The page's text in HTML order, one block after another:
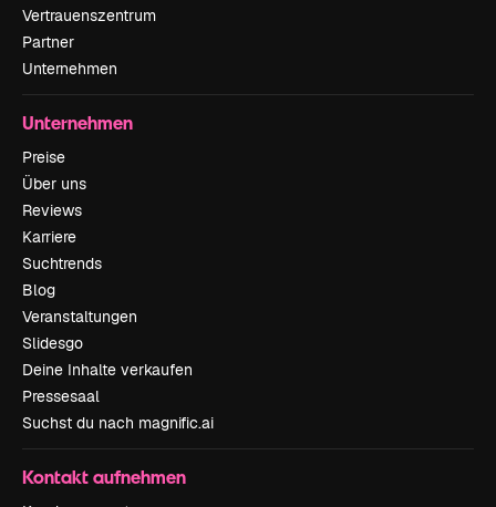
Vertrauenszentrum
Partner
Unternehmen
Unternehmen
Preise
Über uns
Reviews
Karriere
Suchtrends
Blog
Veranstaltungen
Slidesgo
Deine Inhalte verkaufen
Pressesaal
Suchst du nach magnific.ai
Kontakt aufnehmen